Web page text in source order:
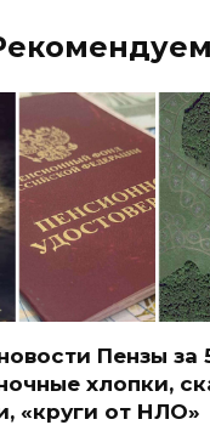
Пензы за
хлопки,
«круги от НЛО»